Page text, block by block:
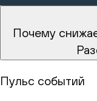
Почему
Пульс событий